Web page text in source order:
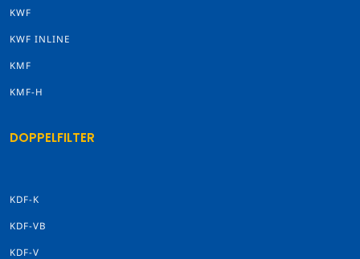
KWF
KWF INLINE
KMF
KMF-H
DOPPELFILTER
KDF-K
KDF-VB
KDF-V